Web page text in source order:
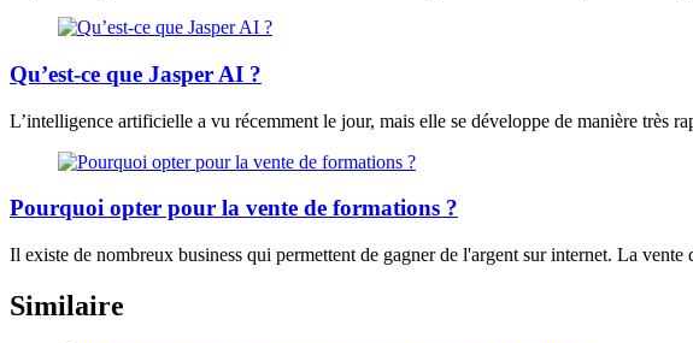
Qu’est-ce que Jasper AI ?
L’intelligence artificielle a vu récemment le jour, mais elle se développe de manière très
Pourquoi opter pour la vente de formations ?
Il existe de nombreux business qui permettent de gagner de l'argent sur internet. La vente
Similaire